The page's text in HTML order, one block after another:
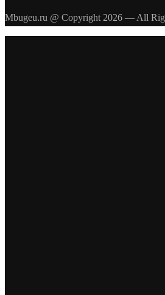
Mbugeu.ru @ Copyright 2026 — All